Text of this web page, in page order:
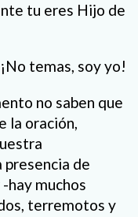
tu eres Hijo de
temas, soy yo!
no saben que
la oración,
de
hay muchos
terremotos y